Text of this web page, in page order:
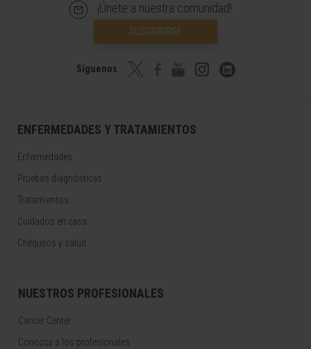
¡Únete a nuestra comunidad!
SUSCRIBIRSE
Síguenos
ENFERMEDADES Y TRATAMIENTOS
Enfermedades
Pruebas diagnósticas
Tratamientos
Cuidados en casa
Chequeos y salud
NUESTROS PROFESIONALES
Cancer Center
Conozca a los profesionales